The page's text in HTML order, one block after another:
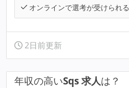
オンラインで選考が受けられる
2日前更新
年収の高いSqs 求人は？